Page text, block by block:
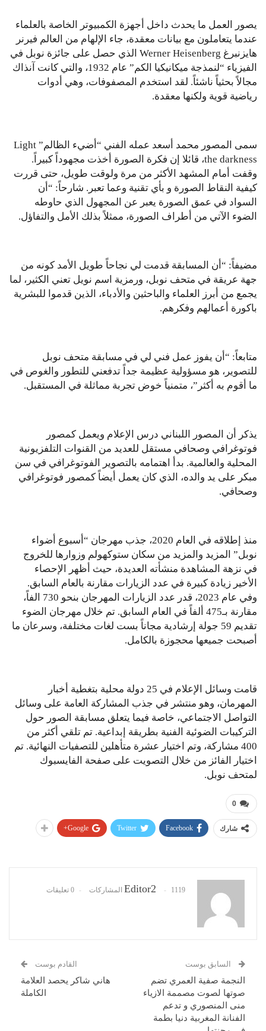
يصور العمل ما يحدث داخل أجهزة الكمبيوتر الخاصة بالعلماء
عندما يتعاملون مع بيانات معقدة، جاء الإلهام من العالم فيرنر
هايزنبرغ Werner Heisenberg الذي حصل على جائزة نوبل في
الفيزياء “لنمذجة ميكانيكيا الكم” عام 1932، والتي كانت آنذاك
مجالاً بحثياً ناشئاً. لقد استخدم المصفوفات، وهي أدوات
رياضية قوية ولكنها معقدة.
سمى المصور محمد أسعد عمله الفني “أضيء الظالم” Light
the darkness، قائلا إن فكرة الصورة أخذت مجهوداً كبيراً.
وقفت أمام المشهد الأكثر من مرة ولوقت طويل، حتى قررت
كيفية النقاط الصورة و بأي تقنية وعما تعبر. شارحاً: “أن
السواد في عمق الصورة يعبر عن المجهول الذي حاوطه
الضوء الآتي من أطراف الصورة، ممثلاً بذلك الأمل والتفاؤل.
مضيفاً: “أن المسابقة قدمت لي نجاحاً طويل الأمد كونه من
جهة عريقة في متحف نوبل، ورمزية اسم نويل تعني الكثير، لما
يجمع من أبرز العلماء والباحثين والأدباء، الذين قدموا للبشرية
باكورة أعمالهم وفكرهم.
متابعاً: “أن يفوز عمل فني لي في مسابقة متحف نوبل
للتصوير، هو مسؤولية عظيمة جداً تدفعني للتطور والغوص في
ما أقوم به أكثر”، متمنياً خوض تجربة مماثلة في المستقبل.
يذكر أن المصور اللبناني درس الإعلام ويعمل كمصور
فوتوغرافي وصحافي مستقل للعديد من القنوات التلفزيونية
المحلية والعالمية. بدأ اهتمامه بالتصوير الفوتوغرافي في سن
مبكر على يد والده، الذي كان يعمل أيضاً كمصور فوتوغرافي
وصحافي.
منذ إطلاقه في العام 2020، جذب مهرجان “أسبوع أضواء
نوبل” المزيد والمزيد من سكان ستوكهولم وزوارها للخروج
في نزهة المشاهدة منشأته العديدة، حيث أظهر الإحصاء
الأخير زيادة كبيرة في عدد الزيارات مقارنة بالعام السابق.
وفي عام 2023، قدر عدد الزيارات المهرجان بنحو 730 الفاً،
مقارنة بـ475 ألفاً في العام السابق. تم خلال مهرجان الضوء
تقديم 59 جولة إرشادية مجاناً بست لغات مختلفة، وسرعان ما
أصبحت جميعها محجوزة بالكامل.
قامت وسائل الإعلام في 25 دولة محلية بتغطية أخبار
المهرمان، وهو منتشر في جذب المشاركة العامة على وسائل
التواصل الاجتماعي، خاصة فيما يتعلق مسابقة الصور حول
التركيبات الضوئية الفنية بطريقة إبداعية. تم تلقي أكثر من
400 مشاركة، وتم اختيار عشرة متأهلين للتصفيات النهائية. تم
اختيار الفائز من خلال التصويت على صفحة الفايسبوك
لمتحف نوبل.
0
شارك Facebook
Twitter
Google+
Editor2 1119 المشاركات 0 تعليقات
السابق بوست
النجمة صفية العمري تضم
صوتها لصوت مصممة الازياء
منى المنصوري و تدعم
الفنانة المغربية دنيا بطمة
القادم بوست
هاني شاكر يحصد العلامة
الكاملة